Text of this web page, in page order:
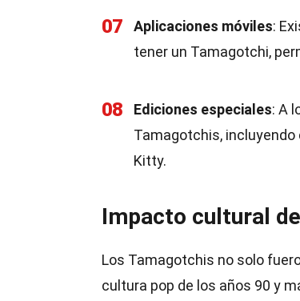
07 Aplicaciones móviles:
tener un Tamagotchi,
08 Ediciones especiales: A
Tamagotchis,
Kitty.
Impacto cultural
Los Tamagotchis no solo
cultura pop de los años 90 y